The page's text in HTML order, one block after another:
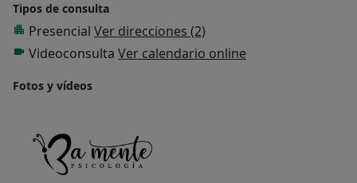
Tipos de consulta
Presencial Ver direcciones (2)
Videoconsulta Ver calendario online
Fotos y vídeos